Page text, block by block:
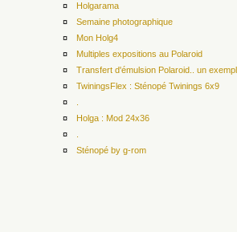
¤
Holgarama
¤
Semaine photographique
¤
Mon Holg4
¤
Multiples expositions au Polaroid
¤
Transfert d'émulsion Polaroid.. un
¤
TwiningsFlex : Sténopé Twinings 6x9
¤
¤
Holga : Mod 24x36
¤
¤
Sténopé by g-rom